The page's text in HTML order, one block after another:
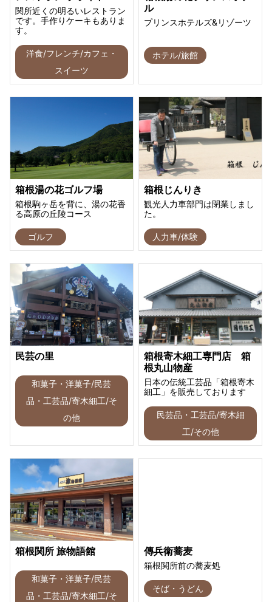
関所近くの明るいレストラン
です。手作りケーキもありま
す。
洋食/フレンチ/カフェ・
スイーツ
ル
プリンスホテルズ&リゾーツ
ホテル/旅館
箱根湯の花ゴルフ場
箱根駒ヶ岳を背に、湯の花香
る高原の丘陵コース
ゴルフ
箱根じんりき
観光人力車部門は閉業しまし
た。
人力車/体験
民芸の里
和菓子・洋菓子/民芸
品・工芸品/寄木細工/そ
の他
箱根寄木細工専門店 箱
根丸山物産
日本の伝統工芸品「箱根寄木
細工」を販売しております
民芸品・工芸品/寄木細
工/その他
箱根関所 旅物語館
和菓子・洋菓子/民芸
品・工芸品/寄木細工/そ
傳兵衛蕎麦
箱根関所前の蕎麦処
そば・うどん